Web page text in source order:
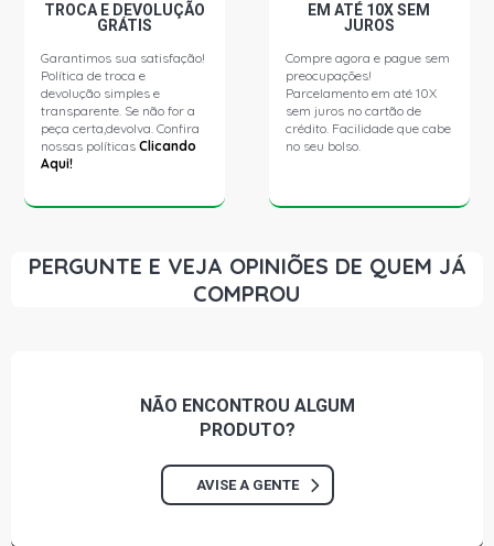
TROCA E DEVOLUÇÃO
GRÁTIS
Garantimos sua satisfação!
Política de troca e
devolução simples e
transparente. Se não for a
peça certa,devolva. Confira
nossas políticasClicando
Aqui!
EM ATÉ 10X SEM
JUROS
Compre agora e pague sem
preocupações!
Parcelamento em até 10X
sem juros no cartão de
crédito. Facilidade que cabe
no seu bolso.
PERGUNTE E VEJA OPINIÕES DE QUEM JÁ
COMPROU
NÃO ENCONTROU ALGUM
PRODUTO?
AVISE A GENTE